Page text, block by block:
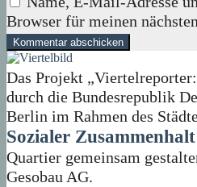
Browser für meinen
Das Projekt
durch die Bundesrepublik
Berlin im Rahmen des
Sozialer Zusammenhalt
Quartier gemeinsam
Gesobau AG.